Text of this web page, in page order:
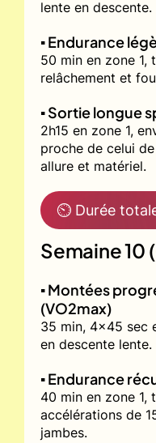
lente en descente.
▪️ Endurance
50 min en zone 1,
relâchement et
▪️ Sortie longue
2h15 en zone 1,
proche de celui
allure et matériel.
⏲ Durée
Semaine 10
▪️ Montées
(VO2max)
35 min, 4x45 sec
en descente lente.
▪️ Endurance
40 min en zone 1,
accélérations de
jambes.